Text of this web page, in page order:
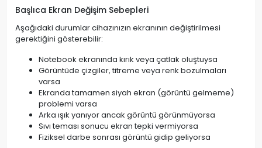
Başlıca Ekran Değişim Sebepleri
Aşağıdaki durumlar cihazınızın ekranının değiştirilmesi
gerektiğini gösterebilir:
Notebook ekranında kırık veya çatlak oluştuysa
Görüntüde çizgiler, titreme veya renk bozulmaları
varsa
Ekranda tamamen siyah ekran (görüntü gelmeme)
problemi varsa
Arka ışık yanıyor ancak görüntü görünmüyorsa
Sıvı teması sonucu ekran tepki vermiyorsa
Fiziksel darbe sonrası görüntü gidip geliyorsa